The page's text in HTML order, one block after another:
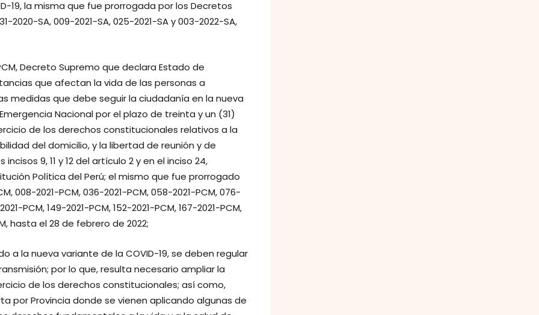
19, la misma que fue prorrogada por los Decretos
2020-SA, 009-2021-SA, 025-2021-SA y 003-2022-SA,
Decreto Supremo que declara Estado de
que afectan la vida de las personas a
medidas que debe seguir la ciudadanía en la nueva
Nacional por el plazo de treinta y un (31)
de los derechos constitucionales relativos a la
del domicilio, y la libertad de reunión y de
9, 11 y 12 del artículo 2 y en el inciso 24,
Política del Perú; el mismo que fue prorrogado
008-2021-PCM, 036-2021-PCM, 058-2021-PCM, 076-
PCM, 149-2021-PCM, 152-2021-PCM, 167-2021-PCM,
hasta el 28 de febrero de 2022;
a la nueva variante de la COVID-19, se deben regular
por lo que, resulta necesario ampliar la
de los derechos constitucionales; así como,
por Provincia donde se vienen aplicando algunas de